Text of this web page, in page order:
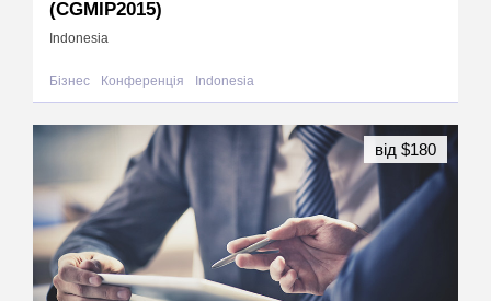
(CGMIP2015)
Indonesia
Бізнес Конференція Indonesia
від $180